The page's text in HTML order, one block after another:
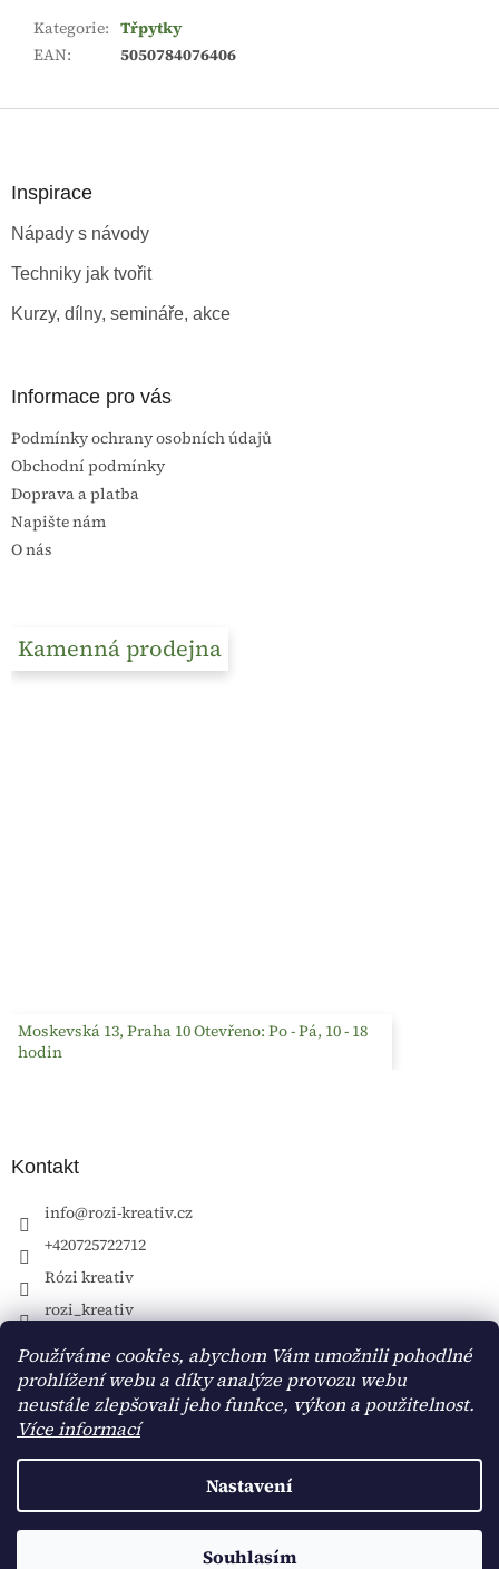
Používáme cookies, abychom Vám umožnili pohodlné
prohlížení webu a díky analýze provozu webu
neustále zlepšovali jeho funkce, výkon a použitelnost.
Více informací
Nastavení
Souhlasím
Kategorie: Třpytky
EAN: 5050784076406
Inspirace
Nápady s návody
Techniky jak tvořit
Kurzy, dílny, semináře, akce
Informace pro vás
Podmínky ochrany osobních údajů
Obchodní podmínky
Doprava a platba
Napište nám
O nás
Kamenná prodejna
Moskevská 13, Praha 10 Otevřeno: Po - Pá, 10 - 18
hodin
Kontakt
info@rozi-kreativ.cz
+420725722712
Rózi kreativ
rozi_kreativ
Vytvořil Shoptet
Rózi kreativ. Všechna práva vyhrazena.